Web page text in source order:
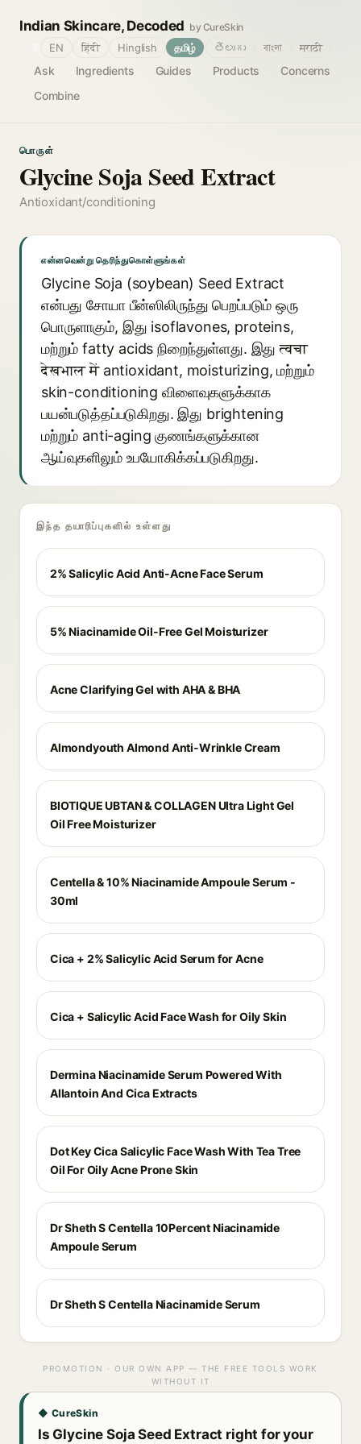
Indian Skincare, Decoded by CureSkin
Ask Ingredients Guides Products
Concerns
Combine
EN हिंदी Hinglish தமிழ் తెలుగు বাংলা मराठी
பொருள்
Glycine Soja Seed Extract
Antioxidant/conditioning
என்னவென்று தெரிந்துகொள்ளுங்கள்
Glycine Soja (soybean) Seed Extract
என்பது சோயா பீன்ஸிலிருந்து பெறப்படும் ஒரு
பொருளாகும், இது isoflavones, proteins,
மற்றும் fatty acids நிறைந்துள்ளது. இது त्वचा
देखभाल में antioxidant, moisturizing, மற்றும்
skin-conditioning விளைவுகளுக்காக
பயன்படுத்தப்படுகிறது. இது brightening
மற்றும் anti-aging குணங்களுக்கான
ஆய்வுகளிலும் உபயோகிக்கப்படுகிறது.
இந்த தயாரிப்புகளில் உள்ளது
2% Salicylic Acid Anti-Acne Face Serum
5% Niacinamide Oil-Free Gel Moisturizer
Acne Clarifying Gel with AHA & BHA
Almondyouth Almond Anti-Wrinkle Cream
BIOTIQUE UBTAN & COLLAGEN Ultra Light Gel
Oil Free Moisturizer
Centella & 10% Niacinamide Ampoule Serum -
30ml
Cica + 2% Salicylic Acid Serum for Acne
Cica + Salicylic Acid Face Wash for Oily Skin
Dermina Niacinamide Serum Powered With
Allantoin And Cica Extracts
Dot Key Cica Salicylic Face Wash With Tea Tree
Oil For Oily Acne Prone Skin
Dr Sheth S Centella 10Percent Niacinamide
Ampoule Serum
Dr Sheth S Centella Niacinamide Serum
PROMOTION · OUR OWN APP — THE FREE TOOLS WORK
WITHOUT IT
◆ CureSkin
Is Glycine Soja Seed Extract right for your